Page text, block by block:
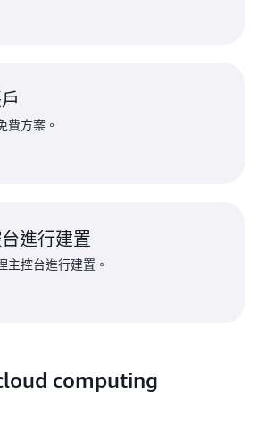
費方案。
進行建置
主控台進行建置。
computing